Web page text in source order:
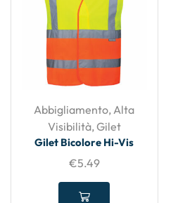
Abbigliamento, Alta
Visibilità, Gilet
Gilet Bicolore Hi-Vis
€5.49